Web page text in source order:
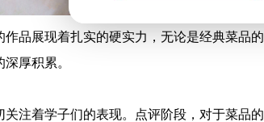
作品展现着扎实的硬实力，无论是经典菜品
厚积累。
关注着学子们的表现。点评阶段，对于菜品